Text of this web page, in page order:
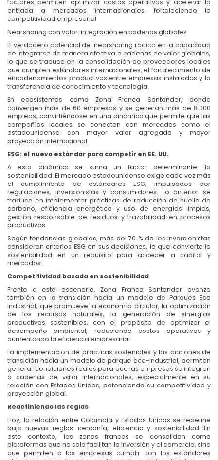
factores permiten optimizar costos operativos y acelerar la
entrada a mercados internacionales, fortaleciendo la
competitividad empresarial.
Nearshoring con valor: integración en cadenas globales
El verdadero potencial del nearshoring radica en la capacidad
de integrarse de manera efectiva a cadenas de valor globales,
lo que se traduce en la consolidación de proveedores locales
que cumplen estándares internacionales, el fortalecimiento de
encadenamientos productivos entre empresas instaladas y la
transferencia de conocimiento y tecnología.
En ecosistemas como Zona Franca Santander, donde
convergen más de 60 empresas y se generan más de 8.000
empleos, convirtiéndose en una dinámica que permite que las
compañías locales se conecten con mercados como el
estadounidense con mayor valor agregado y mayor
proyección internacional.
ESG: el nuevo estándar para competir en EE. UU.
A esta dinámica se suma un factor determinante: la
sostenibilidad. El mercado estadounidense exige cada vez más
el cumplimiento de estándares ESG, impulsados por
regulaciones, inversionistas y consumidores. Lo anterior se
traduce en implementar prácticas de reducción de huella de
carbono, eficiencia energética y uso de energías limpias,
gestión responsable de residuos y trazabilidad en procesos
productivos.
Según tendencias globales, más del 70 % de los inversionistas
consideran criterios ESG en sus decisiones, lo que convierte la
sostenibilidad en un requisito para acceder a capital y
mercados.
Competitividad basada en sostenibilidad
Frente a este escenario, Zona Franca Santander avanza
también en la transición hacia un modelo de Parques Eco
Industrial, que promueve la economía circular, la optimización
de los recursos naturales, la generación de sinergias
productivas sostenibles, con el propósito de optimizar el
desempeño ambiental, reduciendo costos operativos y
aumentando la eficiencia empresarial.
La implementación de prácticas sostenibles y las acciones de
transición hacia un modelo de parque eco-industrial, permiten
generar condiciones reales para que las empresas se integren
a cadenas de valor internacionales, especialmente en su
relación con Estados Unidos, potenciando su competitividad y
proyección global.
Redefiniendo las reglas
Hoy, la relación entre Colombia y Estados Unidos se redefine
bajo nuevas reglas: cercanía, eficiencia y sostenibilidad. En
este contexto, las zonas francas se consolidan como
plataformas que no solo facilitan la inversión y el comercio, sino
que permiten a las empresas cumplir con los estándares